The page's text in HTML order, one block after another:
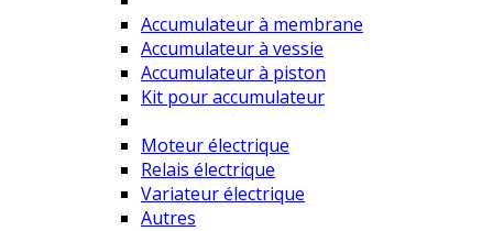
Accumulateur à membrane
Accumulateur à vessie
Accumulateur à piston
Kit pour accumulateur
Moteur électrique
Relais électrique
Variateur électrique
Autres